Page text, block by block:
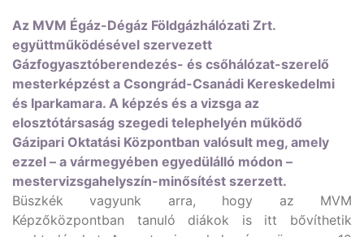
Az MVM Égáz-Dégáz Földgázhálózati Zrt.
együttműködésével szervezett
Gázfogyasztóberendezés- és csőhálózat-szerelő
mesterképzést a Csongrád-Csanádi Kereskedelmi
és Iparkamara. A képzés és a vizsga az
elosztótársaság szegedi telephelyén működő
Gázipari Oktatási Központban valósult meg, amely
ezzel – a vármegyében egyedülálló módon –
mestervizsgahelyszín-minősítést szerzett.
Büszkék vagyunk arra, hogy az MVM
Képzőközpontban tanuló diákok is itt bővíthetik